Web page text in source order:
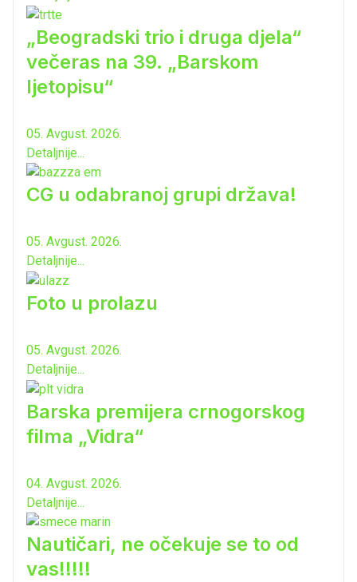
„Beogradski trio i druga djela“
večeras na 39. „Barskom
ljetopisu“
05. Avgust. 2026.
Detaljnije...
CG u odabranoj grupi država!
05. Avgust. 2026.
Detaljnije...
Foto u prolazu
05. Avgust. 2026.
Detaljnije...
Barska premijera crnogorskog
filma „Vidra“
04. Avgust. 2026.
Detaljnije...
Nautičari, ne očekuje se to od
vas!!!!!